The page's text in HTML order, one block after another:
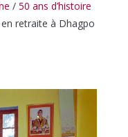
/ 50 ans d’histoire
retraite à Dhagpo